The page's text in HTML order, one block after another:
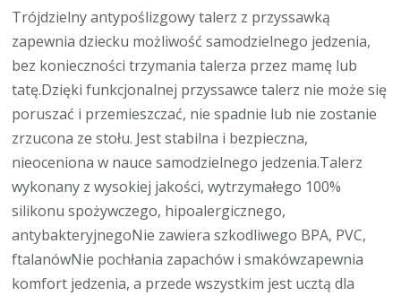
Trójdzielny antypoślizgowy talerz z przyssawką
zapewnia dziecku możliwość samodzielnego jedzenia,
bez konieczności trzymania talerza przez mamę lub
tatę.Dzięki funkcjonalnej przyssawce talerz nie może się
poruszać i przemieszczać, nie spadnie lub nie zostanie
zrzucona ze stołu. Jest stabilna i bezpieczna,
nieoceniona w nauce samodzielnego jedzenia.Talerz
wykonany z wysokiej jakości, wytrzymałego 100%
silikonu spożywczego, hipoalergicznego,
antybakteryjnegoNie zawiera szkodliwego BPA, PVC,
ftalanówNie pochłania zapachów i smakówzapewnia
komfort jedzenia, a przede wszystkim jest ucztą dla